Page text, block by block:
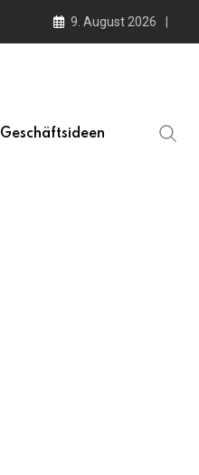
9. August 2026
Geschäftsideen